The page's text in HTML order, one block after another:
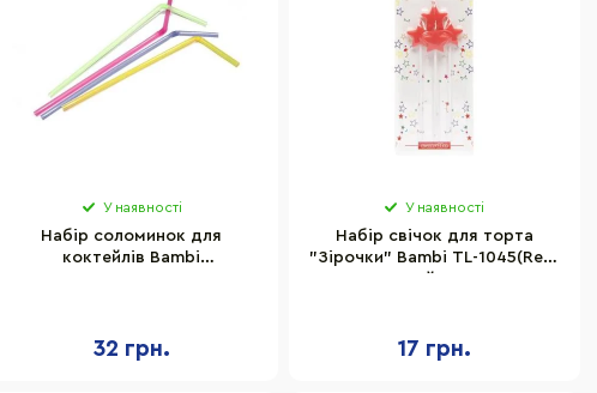
У наявності
Набір соломинок для
коктейлів Bambi
32 грн.
У наявності
Набір свічок для торта
"Зірочки" Bambi TL-1045(Red)
17 грн.